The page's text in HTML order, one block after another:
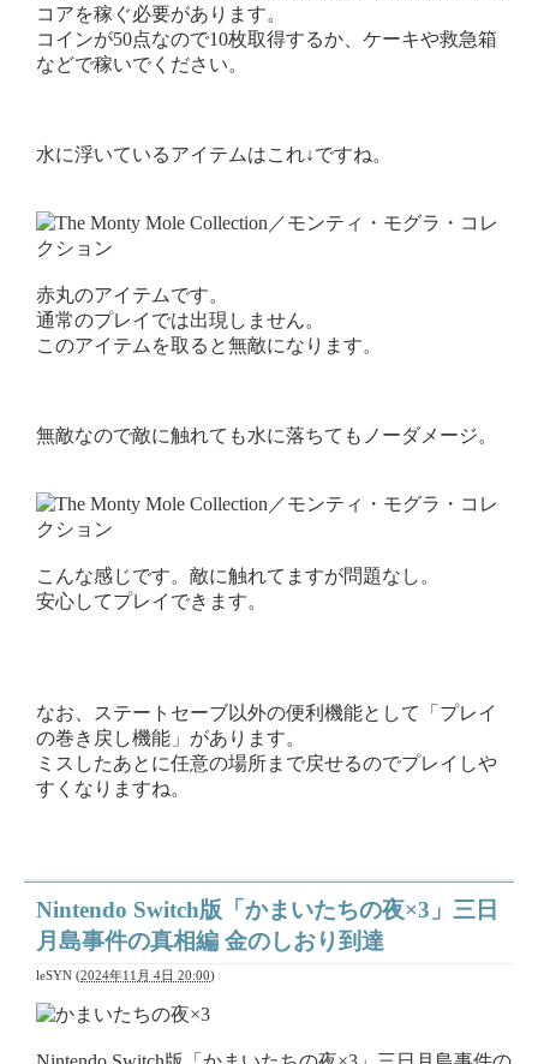
コアを稼ぐ必要があります。
コインが50点なので10枚取得するか、ケーキや救急箱
などで稼いでください。
水に浮いているアイテムはこれ↓ですね。
赤丸のアイテムです。
通常のプレイでは出現しません。
このアイテムを取ると無敵になります。
無敵なので敵に触れても水に落ちてもノーダメージ。
こんな感じです。敵に触れてますが問題なし。
安心してプレイできます。
なお、ステートセーブ以外の便利機能として「プレイ
の巻き戻し機能」があります。
ミスしたあとに任意の場所まで戻せるのでプレイしや
すくなりますね。
Nintendo Switch版「かまいたちの夜×3」三日
月島事件の真相編 金のしおり到達
leSYN (2024年11月 4日 20:00)